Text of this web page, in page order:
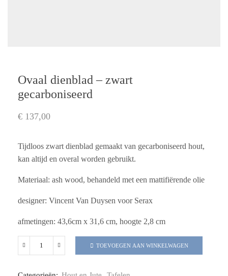
Ovaal dienblad – zwart
gecarboniseerd
€ 137,00
Tijdloos zwart dienblad gemaakt van gecarboniseerd hout,
kan altijd en overal worden gebruikt.
Materiaal: ash wood, behandeld met een mattifiërende olie
designer: Vincent Van Duysen voor Serax
afmetingen: 43,6cm x 31,6 cm, hoogte 2,8 cm
TOEVOEGEN AAN WINKELWAGEN